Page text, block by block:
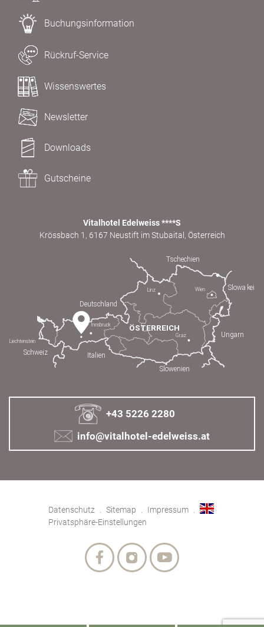
Buchungsinformation
Rückruf-Service
Wissenswertes
Newsletter
Downloads
Gutscheine
Vitalhotel Edelweiss ****S
Krössbach 1, 6167 Neustift im Stubaital, Österreich
+43 5226 2280
info@vitalhotel-edelweiss.at
Datenschutz Sitemap
Impressum
Privatsphäre-Einstellungen